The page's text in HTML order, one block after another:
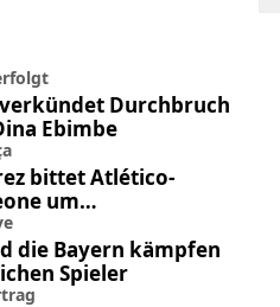
Durchbruch
Ebimbe
bittet Atlético-
um
die Bayern kämpfen
Spieler